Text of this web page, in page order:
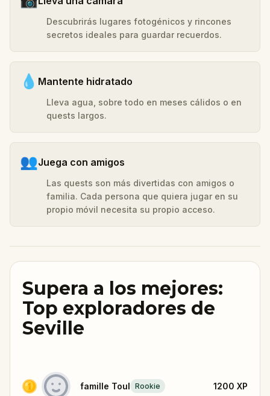
Descubrirás lugares fotogénicos y rincones
secretos ideales para guardar recuerdos.
💧 Mantente hidratado
Lleva agua, sobre todo en meses cálidos o en
quests largos.
👥Juega con amigos
Las quests son más divertidas con amigos o
familia. Cada persona que quiera jugar en su
propio móvil necesita su propio acceso.
Supera a los mejores:
Top exploradores de
Seville
famille Toul Rookie 1200 XP